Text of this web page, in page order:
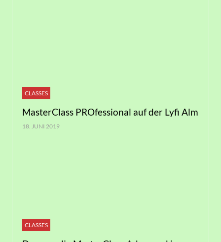
CLASSES
MasterClass PROfessional auf der Lyfi Alm
18. JUNI 2019
CLASSES